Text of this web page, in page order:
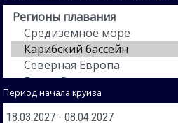
Период начала круиза